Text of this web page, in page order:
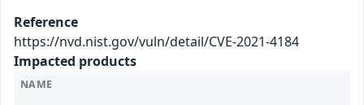
Reference
https://nvd.nist.gov/vuln/detail/CVE-2021-4184
Impacted products
NAME